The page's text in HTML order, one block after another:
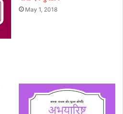
May 1, 2018